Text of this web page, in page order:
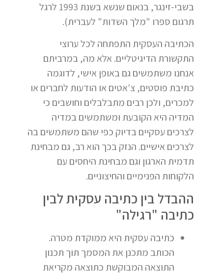
בשבי-זינגר, בנאום שנשא בשנת 1993 לרגל
תרגום ספרו "מלך השדות" לעברית).
הכתיבה העסקית התפתחה לכל ערוצי
התקשורת הדיגיטליים. אלא מה, במרביתם
אנחנו משתמשים גם באופן אישי, לדוגמה
כתיבת פוסטים, צ'אטים או הודעות לחברים או
למכרים, ולכן רבים מתבלבלים וחושבים כי
המדיה היא הקובעת ומשתמשים במדיה
לצרכים עסקיים בדיוק כפי שהם משתמשים בה
לצרכים אישיים. הנזק בכך הוא רב, גם מבחינת
תדמית הארגון וגם מבחינת היחסים עם
הלקוחות הפנימיים והחיצוניים.
ההבדל בין כתיבה עסקית לבין
כתיבה "רגילה"
כתיבה עסקית היא ממוקדת מטרה.
הכותב מתכנן את המסמך תוך תכנון
התוצאה המבוקשת כתוצאה מקריאת